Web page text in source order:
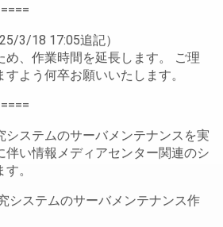
3/18 17:05追記）
め、作業時間を延長します。 ご理
よう何卒お願いいたします。
システムのサーバメンテナンスを実
伴い情報メディアセンター関連のシ
。
システムのサーバメンテナンス作